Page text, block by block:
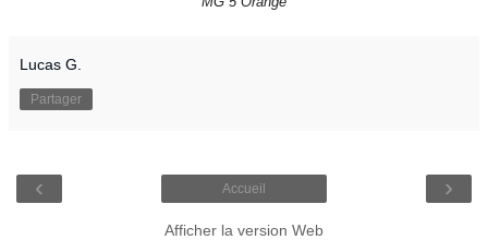
Lucas G.
Partager
‹ ›
Accueil
Afficher la version Web